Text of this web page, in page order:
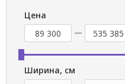
Цена
Ширина, см